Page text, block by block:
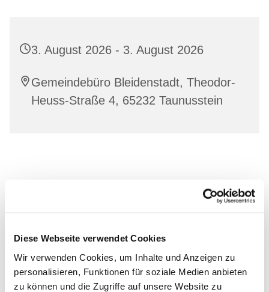
Diese Webseite verwendet Cookies
Wir verwenden Cookies, um Inhalte und Anzeigen zu
personalisieren, Funktionen für soziale Medien anbieten
zu können und die Zugriffe auf unsere Website zu
3. August 2026 - 3. August 2026
Gemeindebüro Bleidenstadt, Theodor-
Heuss-Straße 4, 65232 Taunusstein